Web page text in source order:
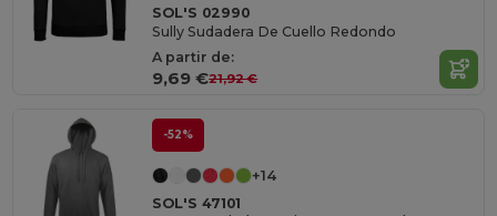
SOL'S 02990
Sully Sudadera De Cuello Redondo
A partir de:
9,69 €21,92 €
-52%
+14
SOL'S 47101